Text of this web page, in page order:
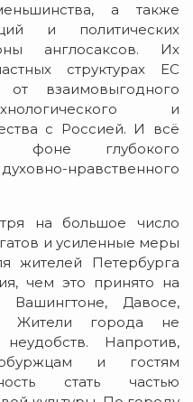
а также
и политических
англосаксов. Их
структурах ЕС
от взаимовыгодного
и
с Россией. И всё
фоне глубокого
нравственного
на большое число
и усиленные меры
жителей Петербурга
чем это принято на
Давосе,
Жители города не
Напротив,
и гостям
стать частью